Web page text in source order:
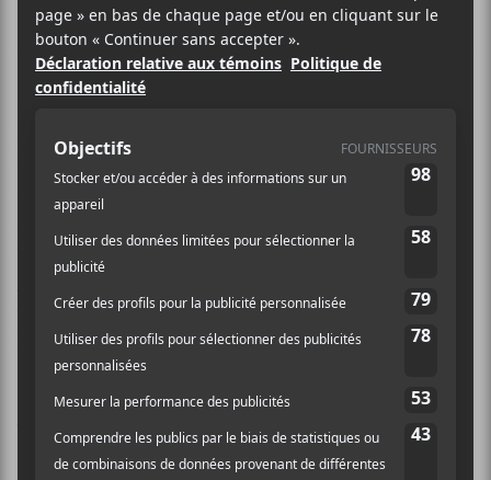
BIO
Farfadet, de son vrai nom Maxime Gabriel, est un
notamment pour sa collaboration avecSouldiaqu’il
accompagne sur scène. En 2005, il lance son premier
album
tard, c’est au tour de l’opusUn autre monde
de voir le
jour. En 2011, il lance l’album
Rymzsuivi, deux ans plus tard, deF.A.R.F en solo
En 2018, il lance son cinquième effort,Des Fusils Et
Des Roses.